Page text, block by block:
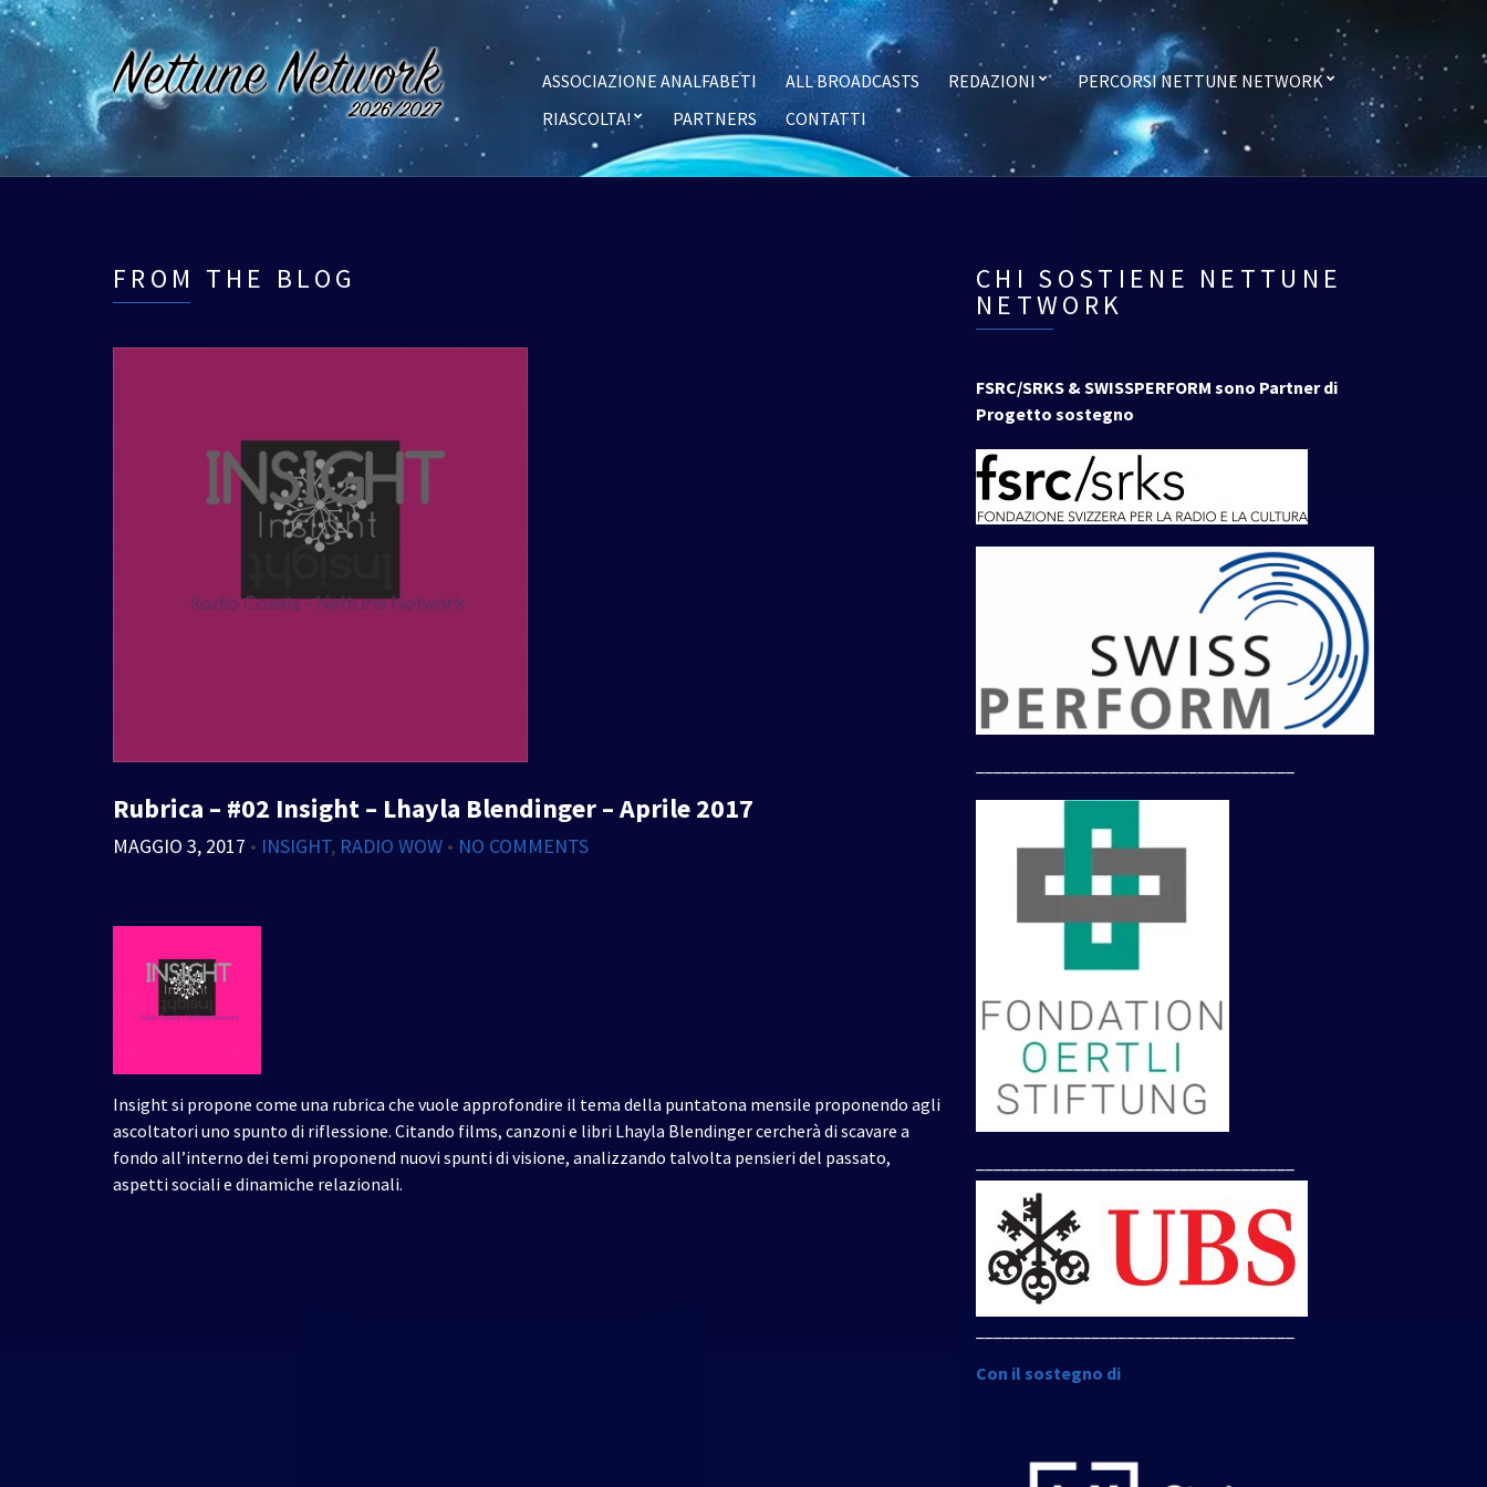
ASSOCIAZIONE ANALFABETI ALL BROADCASTS REDAZIONI
PERCORSI NETTUNE NETWORK
RIASCOLTA!
PARTNERS CONTATTI
FROM THE BLOG
Rubrica – #02 Insight – Lhayla Blendinger – Aprile 2017
MAGGIO 3, 2017 • INSIGHT, RADIO WOW • NO COMMENTS
Insight si propone come una rubrica che vuole approfondire il tema della puntatona mensile proponendo agli
ascoltatori uno spunto di riflessione. Citando films, canzoni e libri Lhayla Blendinger cercherà di scavare a
fondo all’interno dei temi proponend nuovi spunti di visione, analizzando talvolta pensieri del passato,
aspetti sociali e dinamiche relazionali.
CHI SOSTIENE NETTUNE
NETWORK
FSRC/SRKS & SWISSPERFORM sono Partner di
Progetto sostegno
Con il sostegno di